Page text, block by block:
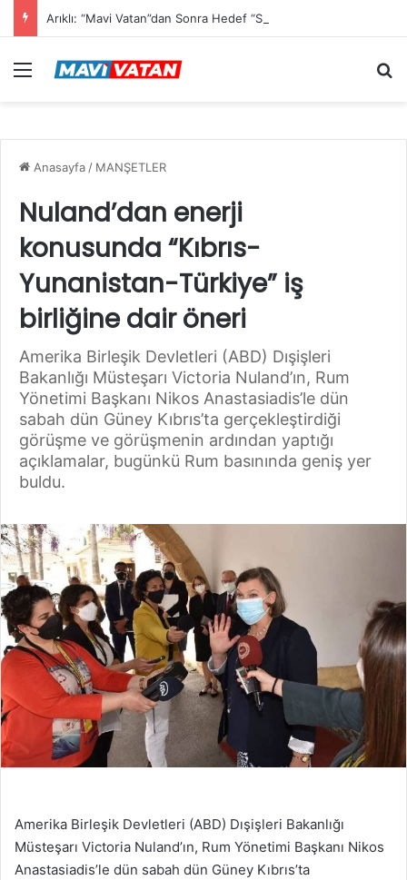
Arıklı: “Mavi Vatan”dan Sonra Hedef “Siber Vatan”
Menü
Anasayfa / MANŞETLER
Nuland’dan enerji
konusunda “Kıbrıs-
Yunanistan-Türkiye” iş
birliğine dair öneri
Amerika Birleşik Devletleri (ABD) Dışişleri
Bakanlığı Müsteşarı Victoria Nuland’ın, Rum
Yönetimi Başkanı Nikos Anastasiadis’le dün
sabah dün Güney Kıbrıs’ta gerçekleştirdiği
görüşme ve görüşmenin ardından yaptığı
açıklamalar, bugünkü Rum basınında geniş yer
buldu.
Amerika Birleşik Devletleri (ABD) Dışişleri Bakanlığı
Müsteşarı Victoria Nuland’ın, Rum Yönetimi Başkanı Nikos
Anastasiadis’le dün sabah dün Güney Kıbrıs’ta